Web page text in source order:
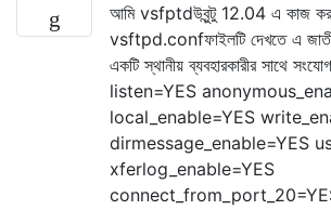
আমি vsfptdউবুন্টু 12.04 এ কাজ
vsftpd.confফাইলটি দেখতে এ
একটি স্থানীয় ব্যবহারকারীর সাথে
listen=YES
local_enable=YES
dirmessage_enable=YES
xferlog_enable=YES